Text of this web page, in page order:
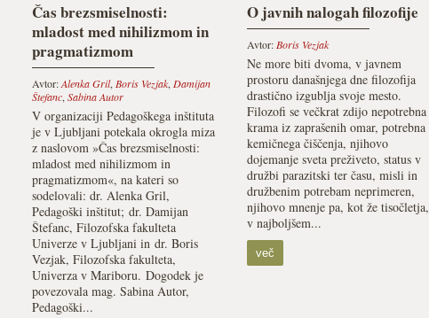
Čas brezsmiselnosti:
mladost med nihilizmom in
pragmatizmom
Avtor:Alenka Gril, Boris Vezjak, Damijan
Štefanc, Sabina Autor
V organizaciji Pedagoškega inštituta
je v Ljubljani potekala okrogla miza
z naslovom »Čas brezsmiselnosti:
mladost med nihilizmom in
pragmatizmom«, na kateri so
sodelovali: dr. Alenka Gril,
Pedagoški inštitut; dr. Damijan
Štefanc, Filozofska fakulteta
Univerze v Ljubljani in dr. Boris
Vezjak, Filozofska fakulteta,
Univerza v Mariboru. Dogodek je
povezovala mag. Sabina Autor,
Pedagoški...
O javnih nalogah filozofije
Avtor: Boris Vezjak
Ne more biti dvoma, v javnem
prostoru današnjega dne filozofija
drastično izgublja svoje mesto.
Filozofi se večkrat zdijo nepotrebna
krama iz zaprašenih omar, potrebna
kemičnega čiščenja, njihovo
dojemanje sveta preživeto, status v
družbi parazitski ter času, misli in
družbenim potrebam neprimeren,
njihovo mnenje pa, kot že tisočletja,
v najboljšem...
več